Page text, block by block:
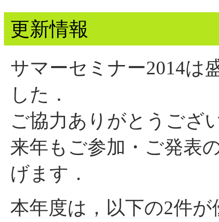
更新情報
サマーセミナー2014は
した．
ご協力ありがとうござ
来年もご参加・ご発表
げます．
本年度は，以下の2件